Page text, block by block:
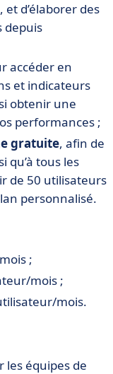
, et d’élaborer des
depuis
accéder en
et indicateurs
obtenir une
performances ;
gratuite, afin de
qu’à tous les
de 50 utilisateurs
personnalisé.
;
mois ;
mois.
les équipes de